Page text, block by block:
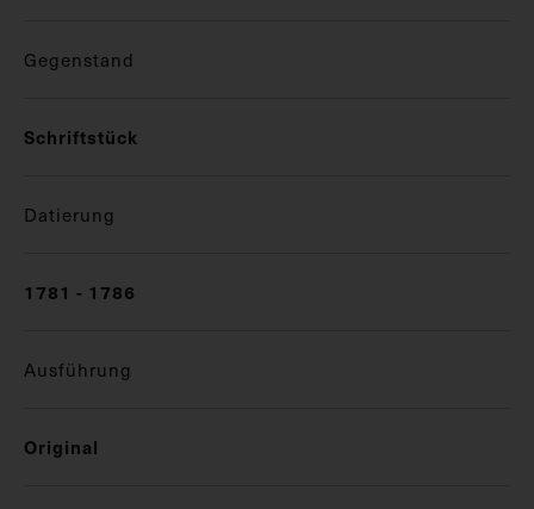
Gegenstand
Schriftstück
Datierung
1781 - 1786
Ausführung
Original